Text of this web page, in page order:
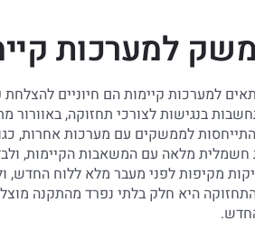
למערכות
למערכות קיימות הם חיוניים
בנגישות לצורכי תחזוקה,
לממשקים עם מערכות אחרות,
מלאה עם המשאבות הקיימות,
מקיפות לפני מעבר מלא ללוח החדש,
היא חלק בלתי נפרד מהתקנה